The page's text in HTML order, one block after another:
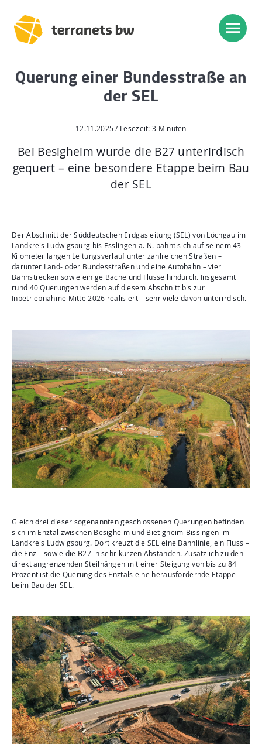
Trassenverlauf SEL:
Lampertheim – Heidelberg
Heidelberg – Heilbronn
Heilbronn – Löchgau
Löchgau – Esslingen a. N.
Esslingen a. N. – Bissingen
Planung, Bau, Betrieb
Aktuelles
Mediathek
Kontakt
Querung einer Bundesstraße an
der SEL
12.11.2025 / Lesezeit: 3 Minuten
Bei Besigheim wurde die B27 unterirdisch
gequert – eine besondere Etappe beim Bau
der SEL
Der Abschnitt der Süddeutschen Erdgasleitung (SEL) von Löchgau im
Landkreis Ludwigsburg bis Esslingen a. N. bahnt sich auf seinem 43
Kilometer langen Leitungsverlauf unter zahlreichen Straßen –
darunter Land- oder Bundesstraßen und eine Autobahn – vier
Bahnstrecken sowie einige Bäche und Flüsse hindurch. Insgesamt
rund 40 Querungen werden auf diesem Abschnitt bis zur
Inbetriebnahme Mitte 2026 realisiert – sehr viele davon unterirdisch.
Gleich drei dieser sogenannten geschlossenen Querungen befinden
sich im Enztal zwischen Besigheim und Bietigheim-Bissingen im
Landkreis Ludwigsburg. Dort kreuzt die SEL eine Bahnlinie, ein Fluss –
die Enz – sowie die B27 in sehr kurzen Abständen. Zusätzlich zu den
direkt angrenzenden Steilhängen mit einer Steigung von bis zu 84
Prozent ist die Querung des Enztals eine herausfordernde Etappe
beim Bau der SEL.